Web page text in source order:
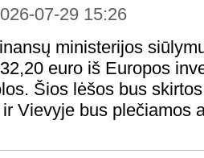
07-29 15:26
ministerijos
euro iš Europos
Šios lėšos bus
Vievyje bus plečiamos